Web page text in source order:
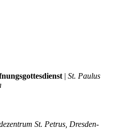
| St. Paulus
St. Petrus, Dresden-